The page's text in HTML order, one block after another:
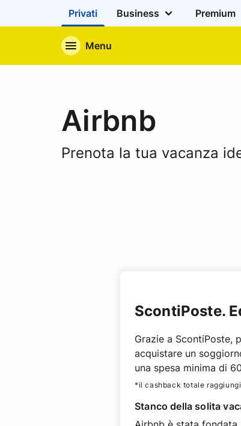
Privati Business Premium
Menu
Airbnb
Prenota la tua vacanza
ScontiPoste.
Grazie a ScontiPoste,
acquistare un
una spesa minima di
*il cashback totale
Stanco della solita